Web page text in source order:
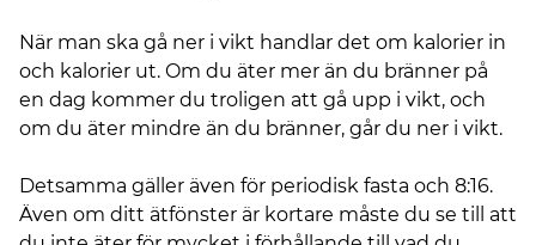
När man ska gå ner i vikt handlar det om kalorier in
och kalorier ut. Om du äter mer än du bränner på
en dag kommer du troligen att gå upp i vikt, och
om du äter mindre än du bränner, går du ner i vikt.
Detsamma gäller även för periodisk fasta och 8:16.
Även om ditt ätfönster är kortare måste du se till att